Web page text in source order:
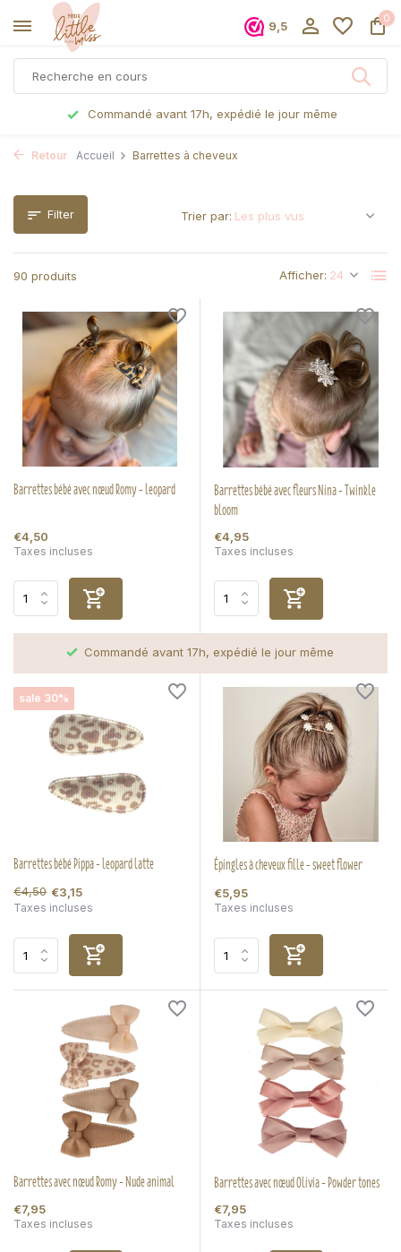
9,5
0
Commandé avant 17h, expédié le jour même
Retour Accueil Barrettes à cheveux
Filter
90 produits Afficher:
Trier par:
Barrettes bébé avec nœud Romy - leopard
€4,50
Taxes incluses
Barrettes bébé avec fleurs Nina - Twinkle
bloom
€4,95
Taxes incluses
Commandé avant 17h, expédié le jour même
sale 30%
Barrettes bébé Pippa - leopard latte
€4,50 €3,15
Taxes incluses
Épingles à cheveux fille - sweet flower
€5,95
Taxes incluses
Barrettes avec nœud Romy - Nude animal
€7,95
Taxes incluses
Barrettes avec nœud Olivia - Powder tones
€7,95
Taxes incluses